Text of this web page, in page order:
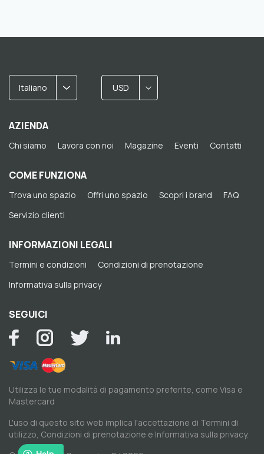
Italiano USD
AZIENDA
Chi siamo Lavora con noi Magazine Eventi Contatti
COME FUNZIONA
Trova uno spazio Offri uno spazio Scopri i brand
FAQ
Servizio clienti
INFORMAZIONI LEGALI
Termini e condizioni
Condizioni di prenotazione
Informativa sulla privacy
SEGUICI
Utilizza le tue modalità di pagamento preferite, come Visa e
Mastercard
L'uso di questo sito web implica l'accettazione di Termini di
utilizzo, Condizioni di prenotazione e Informativa sulla privacy.